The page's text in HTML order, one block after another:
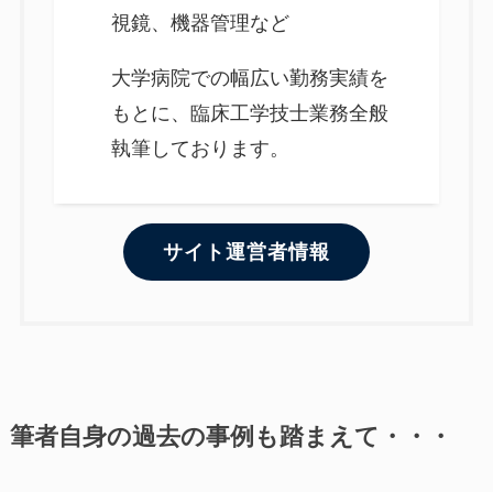
視鏡、機器管理など
大学病院での幅広い勤務実績を
もとに、臨床工学技士業務全般
執筆しております。
サイト運営者情報
筆者自身の過去の事例も踏まえて・・・